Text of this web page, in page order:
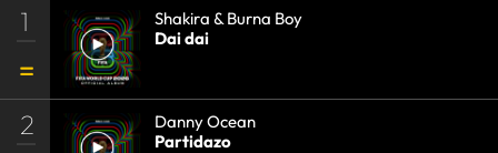
1
Shakira & Burna Boy
Dai dai
2
Danny Ocean
Partidazo